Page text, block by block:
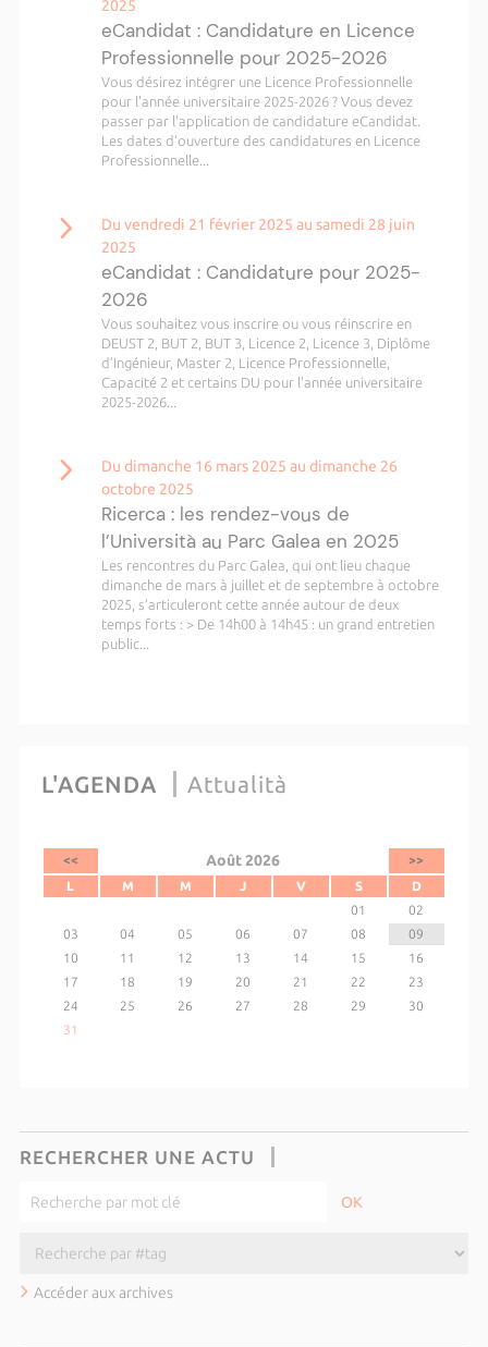
2025
eCandidat : Candidature en Licence
Professionnelle pour 2025-2026
Vous désirez intégrer une Licence Professionnelle
pour l'année universitaire 2025-2026 ? Vous devez
passer par l'application de candidature eCandidat.
Les dates d’ouverture des candidatures en Licence
Professionnelle...
Du vendredi 21 février 2025 au samedi 28 juin
2025
eCandidat : Candidature pour 2025-
2026
Vous souhaitez vous inscrire ou vous réinscrire en
DEUST 2, BUT 2, BUT 3, Licence 2, Licence 3, Diplôme
d’Ingénieur, Master 2, Licence Professionnelle,
Capacité 2 et certains DU pour l'année universitaire
2025-2026...
Du dimanche 16 mars 2025 au dimanche 26
octobre 2025
Ricerca : les rendez-vous de
l’Università au Parc Galea en 2025
Les rencontres du Parc Galea, qui ont lieu chaque
dimanche de mars à juillet et de septembre à octobre
2025, s’articuleront cette année autour de deux
temps forts : > De 14h00 à 14h45 : un grand entretien
public...
L'AGENDA Attualità
<< Août 2026
>>
L
M M J V S
D
01
02
03
04 05 06 07 08
09
10
11 12 13 14 15
16
17
18 19 20 21 22
23
24
25 26 27 28 29
30
31
RECHERCHER UNE ACTU
Accéder aux archives